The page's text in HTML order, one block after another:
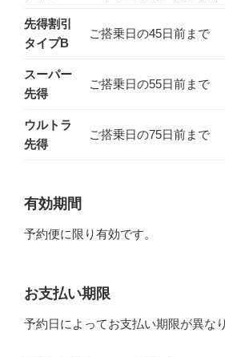
先得割引
タイプB
ご搭乗日の45日前まで
スーパー
先得
ご搭乗日の55日前まで
ウルトラ
先得
ご搭乗日の75日前まで
有効期間
予約便に限り有効です。
お支払い期限
予約日によってお支払い期限が異な